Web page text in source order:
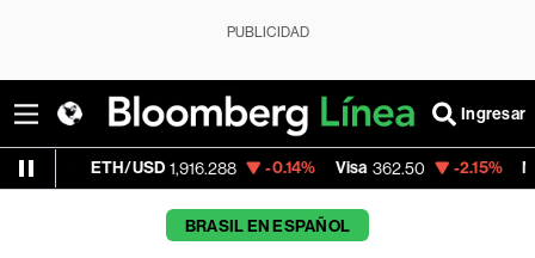
PUBLICIDAD
Ingresar
1,916.288 -0.14% Visa 362.50 -2.15% MercadoLibre
BRASIL EN ESPAÑOL